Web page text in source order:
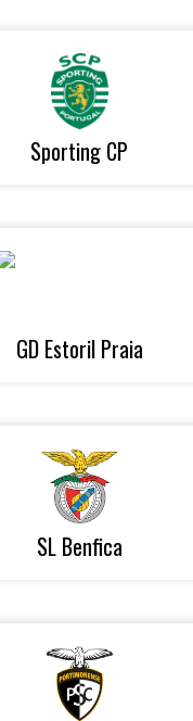
Sporting CP
GD Estoril Praia
SL Benfica